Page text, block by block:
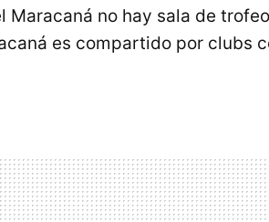
Maracaná no hay sala de
es compartido por clubs